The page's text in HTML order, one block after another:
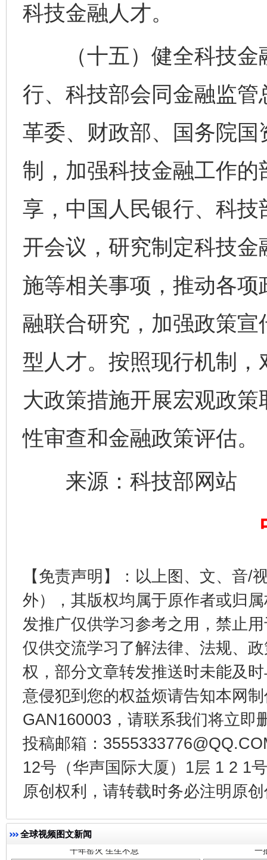
科技金融人才。
（十五）健全科技金
行、科技部会同金融监
革委、财政部、国务院
制，加强科技金融工作
享，中国人民银行、科
开会议，研究制定科技
施等相关事项，推动各
融联合研究，加强政策
型人才。按照现行机制
大政策措施开展宏观政
性审查和金融政策评估。
来源：科技部网站
【免责声明】：以上图、文、音/
外），其版权均属于原作者或归
发推广仅供学习参考之用，禁止
仅供交流学习了解法律、法规、
权，部分文章转发推送时未能及
意侵犯到您的权益烦请告知本网
GAN160003，请联系我们将立即
投稿邮箱：
12号（华声国际大厦）1层 1 2 1
原创权利，请转载时务必注明原
全球视频图文新闻
东山县通报“牛蛙产品抗生素超标问题” 法
千年窑火 生生不息